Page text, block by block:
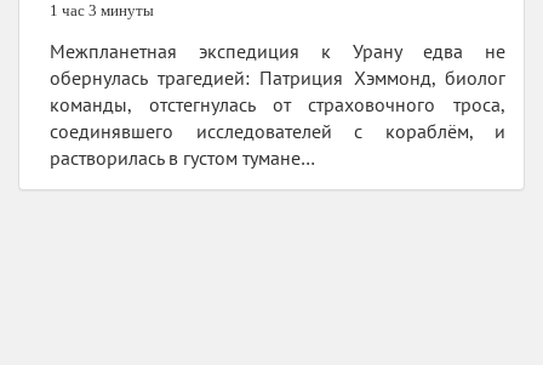
1 час 3 минуты
Межпланетная экспедиция к Урану едва не
обернулась трагедией: Патриция Хэммонд, биолог
команды, отстегнулась от страховочного троса,
соединявшего исследователей с кораблём, и
растворилась в густом тумане…